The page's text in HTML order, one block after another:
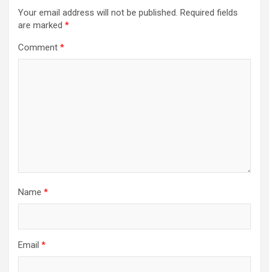
Your email address will not be published. Required fields
are marked *
Comment *
Name *
Email *